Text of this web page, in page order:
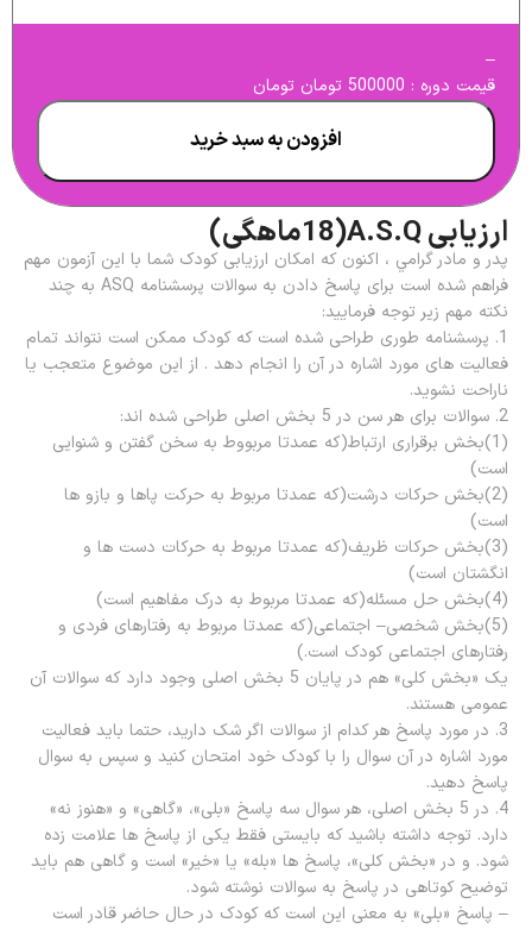
–
قیمت دوره : 500000 تومان تومان
افزودن به سبد خرید
ارزیابی A.S.Q(18ماهگی)
پدر و مادر گرامي ، اکنون که امکان ارزیابی کودک شما با این آزمون مهم
فراهم شده است برای پاسخ دادن به سوالات پرسشنامه ASQ به چند
نکته مهم زیر توجه فرمایید:
1. پرسشنامه طوری طراحی شده است که کودک ممکن است نتواند تمام
فعالیت های مورد اشاره در آن را انجام دهد . از این موضوع متعجب یا
ناراحت نشوید.
2. سوالات برای هر سن در 5 بخش اصلی طراحی شده اند:
(1)بخش برقراری ارتباط(که عمدتا مربووط به سخن گفتن و شنوایی
است)
(2)بخش حرکات درشت(که عمدتا مربوط به حرکت پاها و بازو ها
است)
(3)بخش حرکات ظریف(که عمدتا مربوط به حرکات دست ها و
انگشتان است)
(4)بخش حل مسئله(که عمدتا مربوط به درک مفاهیم است)
(5)بخش شخصی– اجتماعی(که عمدتا مربوط به رفتارهای فردی و
رفتارهای اجتماعی کودک است.)
یک «بخش کلی» هم در پایان 5 بخش اصلی وجود دارد که سوالات آن
عمومی هستند.
3. در مورد پاسخ هر کدام از سوالات اگر شک دارید، حتما باید فعالیت
مورد اشاره در آن سوال را با کودک خود امتحان کنید و سپس به سوال
پاسخ دهید.
4. در 5 بخش اصلی، هر سوال سه پاسخ «بلی»، «گاهی» و «هنوز نه»
دارد. توجه داشته باشید که بایستی فقط یکی از پاسخ ها علامت زده
شود. و در «بخش کلی»، پاسخ ها «بله» یا «خیر» است و گاهی هم باید
توضیح کوتاهی در پاسخ به سوالات نوشته شود.
– پاسخ «بلی» به معنی این است که کودک در حال حاضر قادر است